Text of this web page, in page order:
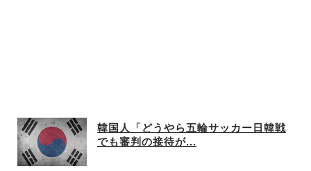
韓国人「どうやら五輪サッカー日韓戦
でも審判の接待が...